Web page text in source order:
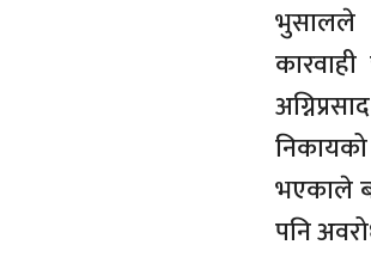
भुसालले
भएकाले
पनि